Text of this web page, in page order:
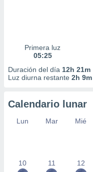
Primera luz
05:25
Duración del día 12h 21m
Luz diurna restante 2h 9m
Calendario lunar
Lun Mar Mié
10 11 12